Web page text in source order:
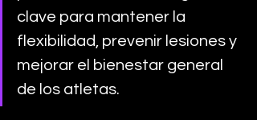
clave para mantener la
flexibilidad, prevenir lesiones y
mejorar el bienestar general
de los atletas.